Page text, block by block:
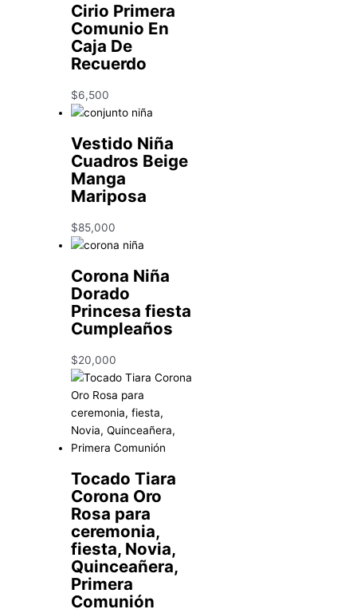
Cirio Primera
Comunio En
Caja De
Recuerdo
$6,500
Vestido Niña
Cuadros Beige
Manga
Mariposa
$85,000
Corona Niña
Dorado
Princesa fiesta
Cumpleaños
$20,000
Tocado Tiara
Corona Oro
Rosa para
ceremonia,
fiesta, Novia,
Quinceañera,
Primera
Comunión